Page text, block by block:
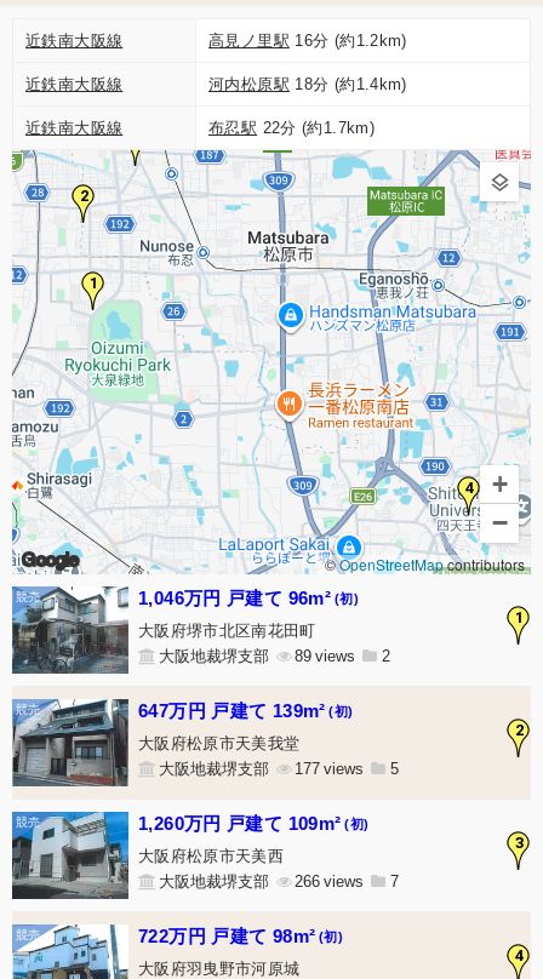
近鉄南大阪線 高見ノ里駅 16分 (約1.2km)
近鉄南大阪線 河内松原駅 18分 (約1.4km)
近鉄南大阪線 布忍駅 22分 (約1.7km)
1
2
4
Google
+
−
©OpenStreetMapcontributors
1
1,046万円 戸建て 96m² (初)
大阪府堺市北区南花田町
大阪地裁堺支部
89 2
2
647万円 戸建て 139m² (初)
大阪府松原市天美我堂
大阪地裁堺支部
177 5
3
1,260万円 戸建て 109m² (初)
大阪府松原市天美西
大阪地裁堺支部
266 7
4
722万円 戸建て 98m² (初)
大阪府羽曳野市河原城